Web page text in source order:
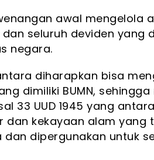
awal mengelola
dan seluruh deviden yang
negara.
diharapkan bisa
dimiliki BUMN, sehingga
33 UUD 1945 yang
kekayaan alam yang
dipergunakan untuk